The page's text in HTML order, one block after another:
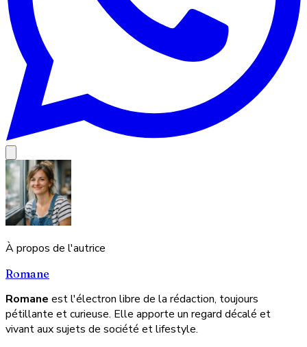
À propos de l'autrice
Romane
Romane est l'électron libre de la rédaction, toujours
pétillante et curieuse. Elle apporte un regard décalé et
vivant aux sujets de société et lifestyle.